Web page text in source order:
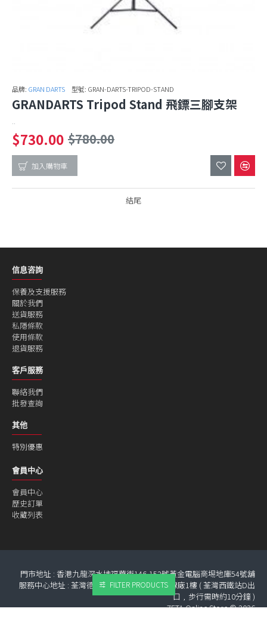
品牌: GRAN DARTS 型號: GRAN-DARTS-TRIPOD-STAND
GRANDARTS Tripod Stand 飛鏢三腳支架
..
$730.00 $780.00
加入購物車
結尾
信息咨詢
保養及支援服務
關於我們
送貨服務
私隱條款
使用條款
退貨服務
客戶服務
聯絡我們
批發查詢
其他
特別優惠
會員中心
會員中心
歷史訂單
收藏列表
門市地址 : 香港九龍深水埗福華街146-152號黃金電腦商埸地庫54號舖
服務中心地址 : 荃灣德士古道266-270號 金泰線廠1樓 ( 荃灣西鐵站D出
口﹐步行需時約10分鐘 )
ZETA Online Store © 2026
FILTER PRODUCTS